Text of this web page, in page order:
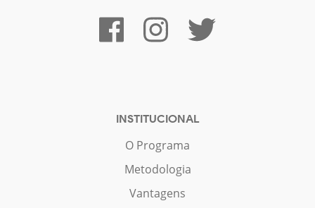
INSTITUCIONAL
O Programa
Metodologia
Vantagens